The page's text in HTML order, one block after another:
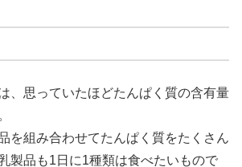
、思っていたほどたんぱく質の含有量
を組み合わせてたんぱく質をたくさん
製品も1日に1種類は食べたいもので